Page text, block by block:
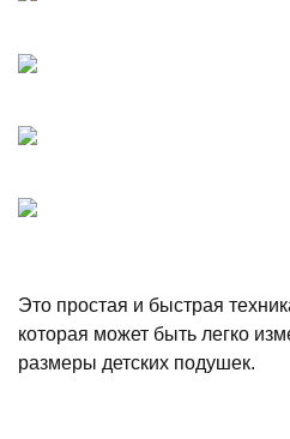
Это простая и быстрая
которая может быть легко
размеры детских подушек.